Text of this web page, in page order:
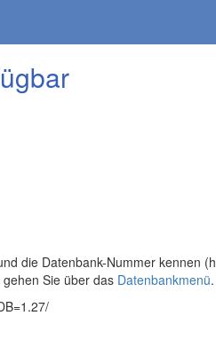
die Datenbank-Nummer kennen
Sie über das Datenbankmenü.